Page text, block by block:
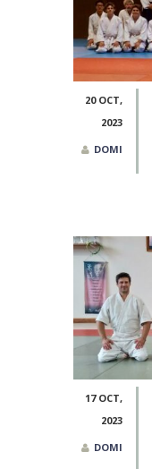
20 OCT,
2023
DOMI
17 OCT,
2023
DOMI